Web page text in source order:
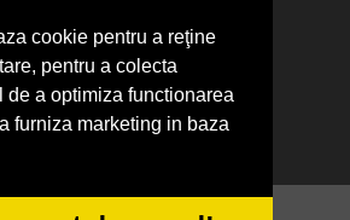
cookie pentru a reţine
pentru a colecta
de a optimiza functionarea
furniza marketing in baza